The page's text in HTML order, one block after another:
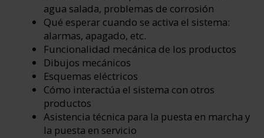
agua salada, problemas de corrosión
Qué esperar cuando se activa el sistema:
alarmas, apagado, etc.
Funcionalidad mecánica de los productos
Dibujos mecánicos
Esquemas eléctricos
Cómo interactúa el sistema con otros
productos
Asistencia técnica para la puesta en marcha y
la puesta en servicio